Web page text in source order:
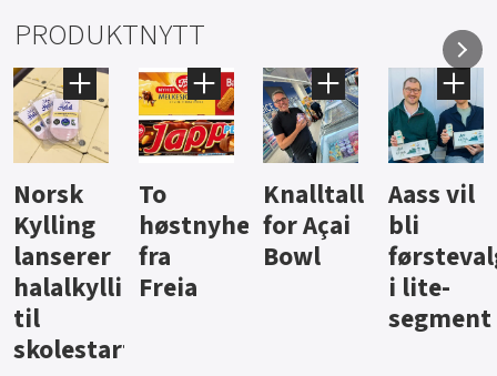
PRODUKTNYTT
Knalltall
for Açai
Bowl
Aass vil
bli
førstevalg
i lite-
Brus og
jus fra
Berentsen
Hard
iste fra
Hansa